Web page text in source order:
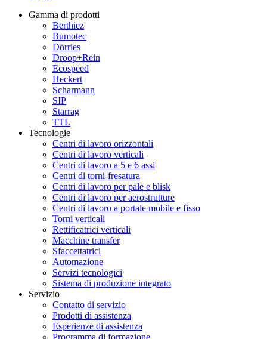
Gamma di prodotti
Berthiez
Bumotec
Dörries
Droop+Rein
Ecospeed
Heckert
Scharmann
SIP
Starrag
TTL
Tecnologie
Centri di lavoro orizzontali
Centri di lavoro verticali
Centri di lavoro a 5 e 6 assi
Centri di torni-fresatura
Centri di lavoro per pale e blisk
Centri di lavoro per aerostrutture
Centri di lavoro a portale mobile e fisso
Torni verticali
Rettificatrici verticali
Macchine transfer
Sfaccettatrici
Automazione
Servizi tecnologici
Sistema di produzione integrato
Servizio
Contatto di servizio
Prodotti di assistenza
Esperienze di assistenza
Programma di formazione